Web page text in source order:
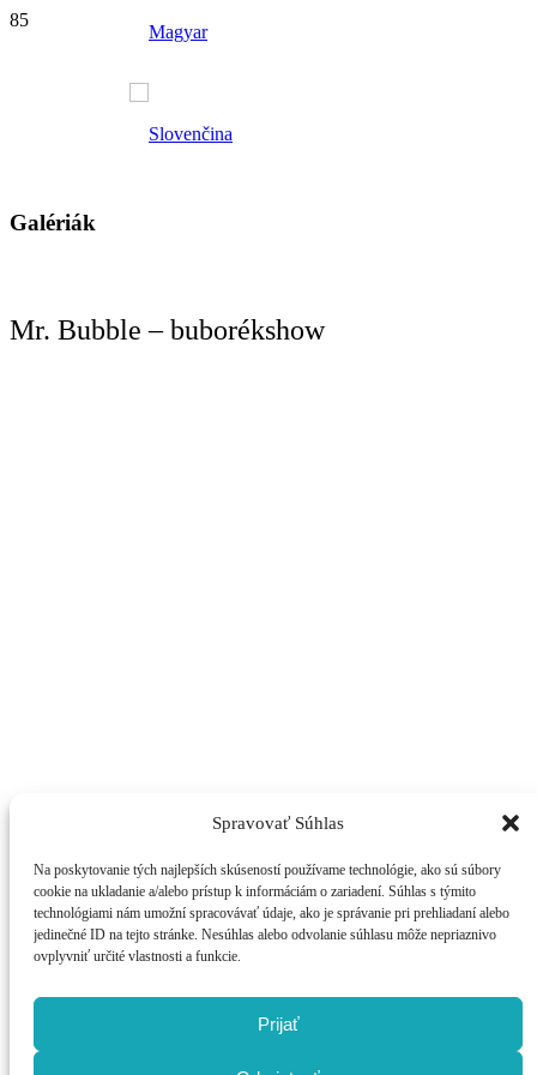
Spravovať Súhlas
Na poskytovanie tých najlepších skúseností používame technológie, ako sú súbory
cookie na ukladanie a/alebo prístup k informáciám o zariadení. Súhlas s týmito
technológiami nám umožní spracovávať údaje, ako je správanie pri prehliadaní alebo
jedinečné ID na tejto stránke. Nesúhlas alebo odvolanie súhlasu môže nepriaznivo
ovplyvniť určité vlastnosti a funkcie.
Prijať
Galériák
Mr. Bubble – buborékshow
Materská škola – Óvoda, Mierová 960/18 Jelka
+421 917 404 572
Dokumentumok